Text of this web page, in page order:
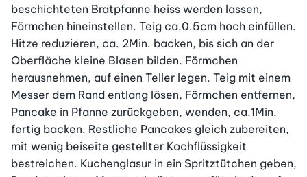
beschichteten Bratpfanne heiss werden lassen,
Förmchen hineinstellen. Teig ca.0.5cm hoch einfüllen.
Hitze reduzieren, ca. 2Min. backen, bis sich an der
Oberfläche kleine Blasen bilden. Förmchen
herausnehmen, auf einen Teller legen. Teig mit einem
Messer dem Rand entlang lösen, Förmchen entfernen,
Pancake in Pfanne zurückgeben, wenden, ca.1Min.
fertig backen. Restliche Pancakes gleich zubereiten,
mit wenig beiseite gestellter Kochflüssigkeit
bestreichen. Kuchenglasur in ein Spritztütchen geben,